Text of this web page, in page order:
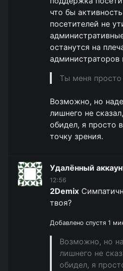
что бы
посетителей не
останутся на
администраторов
Ты меня просто
Возможно, но
лишнего не
обидел, я просто
точку зрения.
Удалённый
12:56
2Demix
твоя?
Добавлено спустя 1
Возможно, но
лишнего не
обидел, я